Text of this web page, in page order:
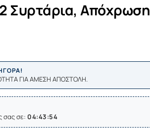
2 Συρτάρια, Απόχρωση
ΓΙΑ ΑΜΕΣΗ ΑΠΟΣΤΟΛΗ.
σας σε: 04:43:53